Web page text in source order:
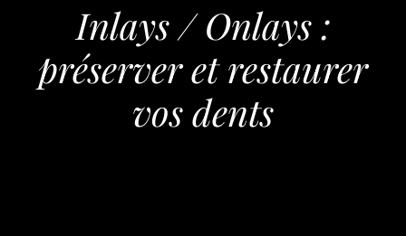
Notre Cabinet
L’équipe
Inlays / Onlays :
préserver et restaurer
vos dents